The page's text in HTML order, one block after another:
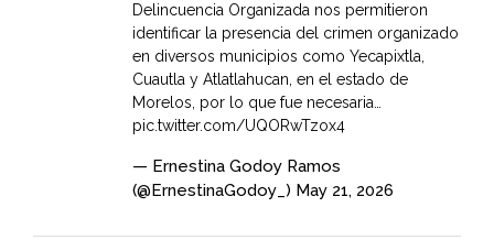
Delincuencia Organizada nos permitieron
identificar la presencia del crimen organizado
en diversos municipios como Yecapixtla,
Cuautla y Atlatlahucan, en el estado de
Morelos, por lo que fue necesaria…
pic.twitter.com/UQORwTzox4
— Ernestina Godoy Ramos
(@ErnestinaGodoy_) May 21, 2026